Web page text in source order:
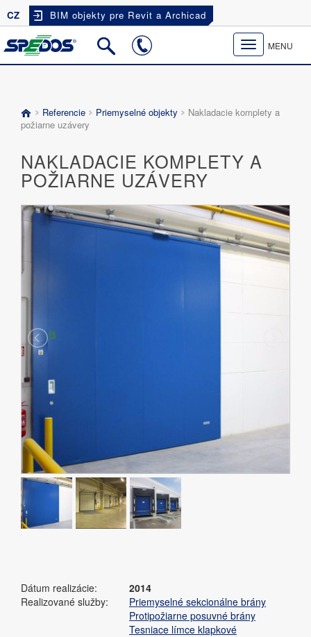
CZ BIM objekty pre Revit a Archicad
Toggle
navigation
MENU
Referencie Priemyselné objekty
Nakladacie komplety a
požiarne uzávery
NAKLADACIE KOMPLETY A
POŽIARNE UZÁVERY
Dátum realizácie:
2014
Realizované služby:
Priemyselné sekcionálne brány
Protipožiarne posuvné brány
Tesniace límce klapkové